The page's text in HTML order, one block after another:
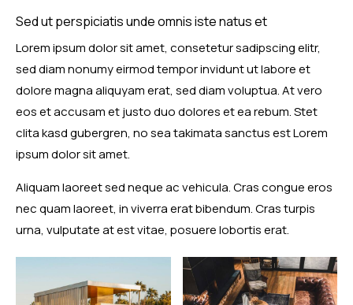
Sed ut perspiciatis unde omnis iste natus et
Lorem ipsum dolor sit amet, consetetur sadipscing elitr,
sed diam nonumy eirmod tempor invidunt ut labore et
dolore magna aliquyam erat, sed diam voluptua. At vero
eos et accusam et justo duo dolores et ea rebum. Stet
clita kasd gubergren, no sea takimata sanctus est Lorem
ipsum dolor sit amet.
Aliquam laoreet sed neque ac vehicula. Cras congue eros
nec quam laoreet, in viverra erat bibendum. Cras turpis
urna, vulputate at est vitae, posuere lobortis erat.